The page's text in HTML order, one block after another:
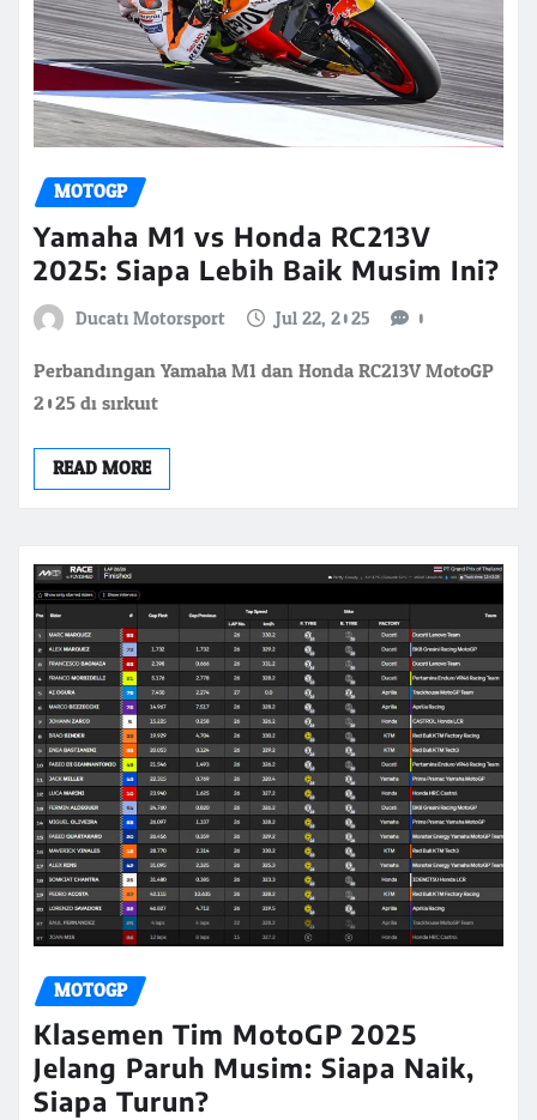
MOTOGP
Yamaha M1 vs Honda RC213V
2025: Siapa Lebih Baik Musim Ini?
Ducati Motorsport Jul 22, 2025 0
Perbandingan Yamaha M1 dan Honda RC213V MotoGP
2025 di sirkuit
READ MORE
MOTOGP
Klasemen Tim MotoGP 2025
Jelang Paruh Musim: Siapa Naik,
Siapa Turun?